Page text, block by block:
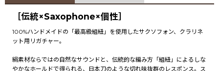
［伝統×Saxophone×個性］
100%ハンドメイドの「最高級組紐」を使用したサクソフォン、クラリネ
ット用リガチャー。
絹素材ならではの自然なサウンドと、伝統的な編み方「組紐」によるしな
やかなホールドで得られる、日本刀のような切れ味抜群のレスポンス。ス